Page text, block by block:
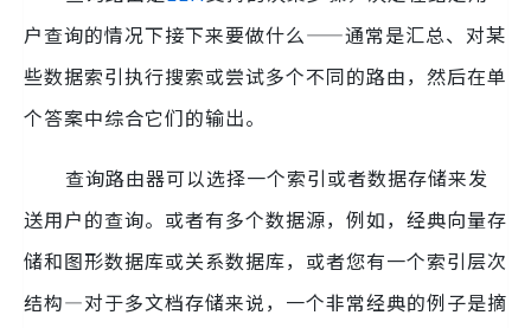
户查询的情况下接下来要做什么——通常是汇总、对某
些数据索引执行搜索或尝试多个不同的路由，然后在单
个答案中综合它们的输出。
查询路由器可以选择一个索引或者数据存储来发
送用户的查询。或者有多个数据源，例如，经典向量存
储和图形数据库或关系数据库，或者您有一个索引层次
结构—对于多文档存储来说，一个非常经典的例子是摘